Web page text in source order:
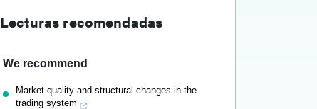
Lecturas recomendadas
We recommend
Market quality and structural changes in the
trading system